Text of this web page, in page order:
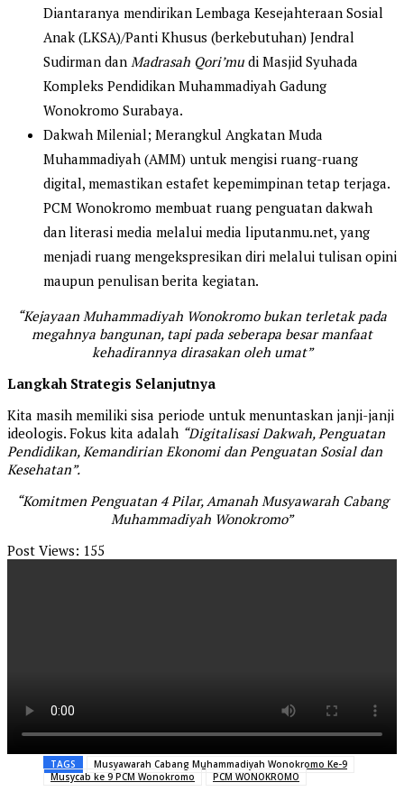
Diantaranya mendirikan Lembaga Kesejahteraan Sosial
Anak (LKSA)/Panti Khusus (berkebutuhan) Jendral
Sudirman dan Madrasah Qori’mu di Masjid Syuhada
Kompleks Pendidikan Muhammadiyah Gadung
Wonokromo Surabaya.
Dakwah Milenial; Merangkul Angkatan Muda
Muhammadiyah (AMM) untuk mengisi ruang-ruang
digital, memastikan estafet kepemimpinan tetap terjaga.
PCM Wonokromo membuat ruang penguatan dakwah
dan literasi media melalui media liputanmu.net, yang
menjadi ruang mengekspresikan diri melalui tulisan opini
maupun penulisan berita kegiatan.
“Kejayaan Muhammadiyah Wonokromo bukan terletak pada
megahnya bangunan, tapi pada seberapa besar manfaat
kehadirannya dirasakan oleh umat”
Langkah Strategis Selanjutnya
Kita masih memiliki sisa periode untuk menuntaskan janji-janji
ideologis. Fokus kita adalah “Digitalisasi Dakwah, Penguatan
Pendidikan, Kemandirian Ekonomi dan Penguatan Sosial dan
Kesehatan”.
“Komitmen Penguatan 4 Pilar, Amanah Musyawarah Cabang
Muhammadiyah Wonokromo”
Post Views: 155
TAGS
Musyawarah Cabang Muhammadiyah Wonokromo Ke-9
Musycab ke 9 PCM Wonokromo
PCM WONOKROMO